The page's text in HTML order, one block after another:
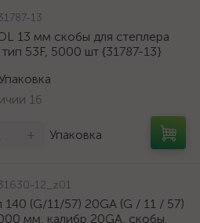
13
13 мм скобы для степлера
53F, 5000 шт {31787-13}
16
+ Упаковка
12_z01
140 (G/11/57) 20GA (G / 11 / 57)
мм, калибр 20GA, скобы